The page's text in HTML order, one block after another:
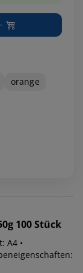
orange
100 Stück
A4 •